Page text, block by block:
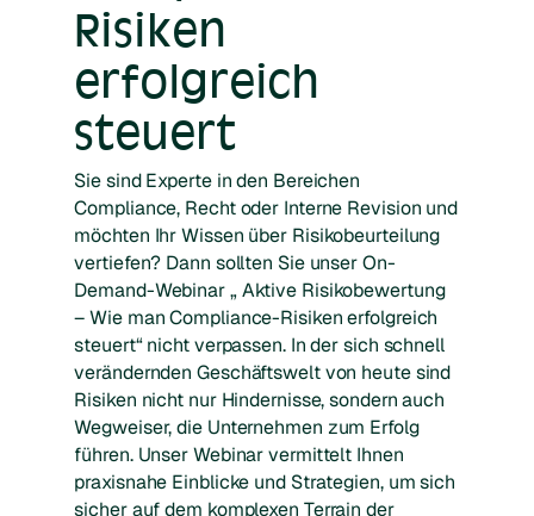
Risiken
erfolgreich
steuert
Sie sind Experte in den Bereichen
Compliance, Recht oder Interne Revision und
möchten Ihr Wissen über Risikobeurteilung
vertiefen? Dann sollten Sie unser On-
Demand-Webinar „ Aktive Risikobewertung
– Wie man Compliance-Risiken erfolgreich
steuert“ nicht verpassen. In der sich schnell
verändernden Geschäftswelt von heute sind
Risiken nicht nur Hindernisse, sondern auch
Wegweiser, die Unternehmen zum Erfolg
führen. Unser Webinar vermittelt Ihnen
praxisnahe Einblicke und Strategien, um sich
sicher auf dem komplexen Terrain der